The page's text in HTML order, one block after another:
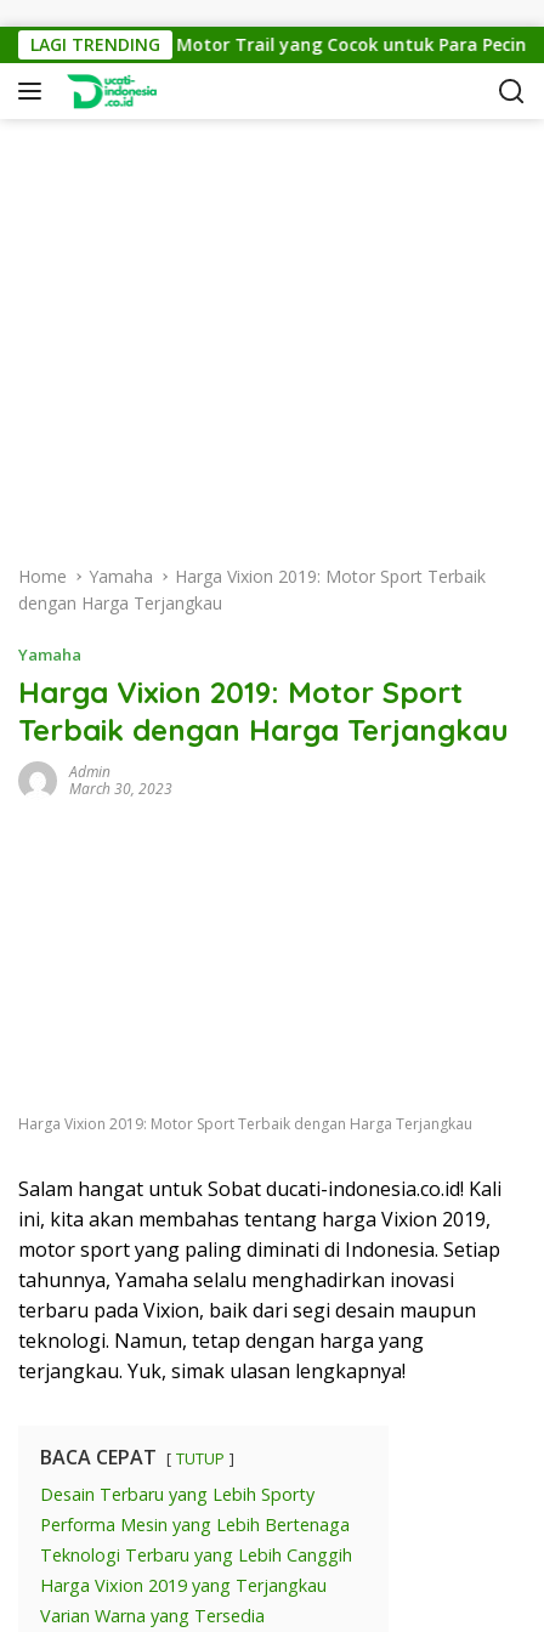
LAGI TRENDING
KTM Cross 150: Motor Trail yang Cocok untuk Para Pecinta
Home Yamaha
Harga Vixion 2019: Motor Sport Terbaik
dengan Harga Terjangkau
Yamaha
Harga Vixion 2019: Motor Sport
Terbaik dengan Harga Terjangkau
Admin
March 30, 2023
Harga Vixion 2019: Motor Sport Terbaik dengan Harga Terjangkau
Salam hangat untuk Sobat ducati-indonesia.co.id! Kali
ini, kita akan membahas tentang harga Vixion 2019,
motor sport yang paling diminati di Indonesia. Setiap
tahunnya, Yamaha selalu menghadirkan inovasi
terbaru pada Vixion, baik dari segi desain maupun
teknologi. Namun, tetap dengan harga yang
terjangkau. Yuk, simak ulasan lengkapnya!
BACA CEPAT TUTUP
Desain Terbaru yang Lebih Sporty
Performa Mesin yang Lebih Bertenaga
Teknologi Terbaru yang Lebih Canggih
Harga Vixion 2019 yang Terjangkau
Varian Warna yang Tersedia